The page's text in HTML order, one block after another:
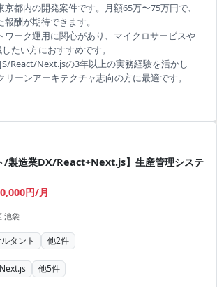
都内の開発案件です。月額65万〜75万円で、
酬が期待できます。
ワーク運用に関心があり、マイクロサービスや
たい方におすすめです。
React/Next.jsの3年以上の実務経験を活かし
リーンアーキテクチャ志向の方に最適です。
/製造業DX/React+Next.js】生産管理システ
円/月
池袋
タント 他2件
Next.js 他5件